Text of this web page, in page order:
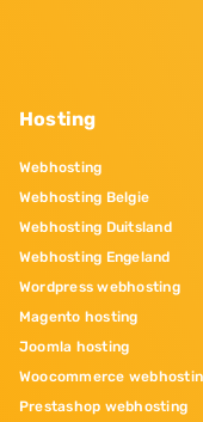
Hosting
Webhosting
Webhosting Belgie
Webhosting Duitsland
Webhosting Engeland
Wordpress webhosting
Magento hosting
Joomla hosting
Woocommerce
Prestashop webhosting